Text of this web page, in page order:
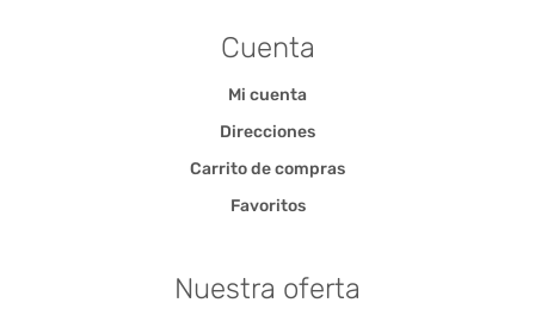
Cuenta
Mi cuenta
Direcciones
Carrito de compras
Favoritos
Nuestra oferta